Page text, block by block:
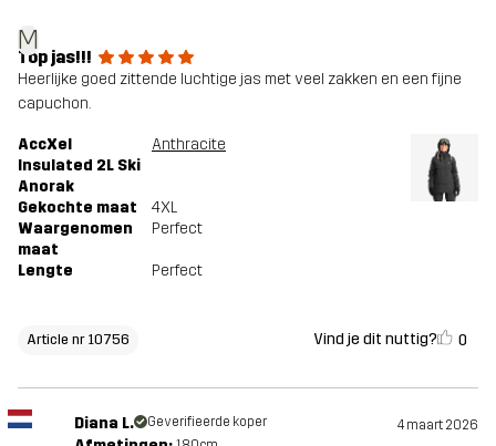
M
Top jas!!!
Heerlijke goed zittende luchtige jas met veel zakken en een fijne
capuchon.
AccXel
Insulated 2L Ski
Anorak
Anthracite
Gekochte maat
4XL
Waargenomen
maat
Perfect
Lengte Perfect
Article nr 10756 Vind je dit nuttig? 0
Diana L. Geverifieerde koper 4 maart 2026